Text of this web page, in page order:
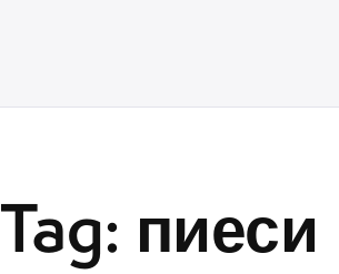
Tag: пиеси